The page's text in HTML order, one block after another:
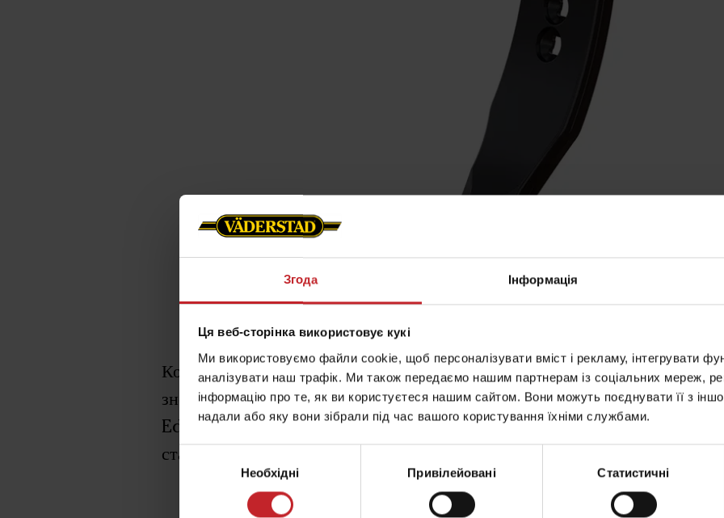
Згода Інформація
Ця веб-сторінка використовує кукі
Ми використовуємо файли cookie, щоб персоналізувати вміст і рекламу, інтегрувати
аналізувати наш трафік. Ми також передаємо нашим партнерам із соціальних мереж,
інформацію про те, як ви користуєтеся нашим сайтом. Вони можуть поєднувати її з
надали або яку вони зібрали під час вашого користування їхніми службами.
Вибір
Необхідні Привілейовані Статистичні
Компанія Väderstad, одна із світових лідерів у галузі обробітку ґрунту
зносостійке долото Marathon Edge 50/80 мм. Завдяки своїй формі,
Edge має високу здатність розпушування ґрунту, з більшим терміном
стандартними долотами.